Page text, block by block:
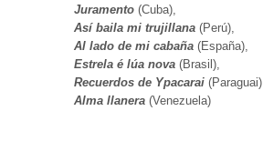
Juramento (Cuba),
Así baila mi trujillana (Perú),
Al lado de mi cabaña (España),
Estrela é lúa nova (Brasil),
Recuerdos de Ypacarai (Paraguai)
Alma llanera (Venezuela)